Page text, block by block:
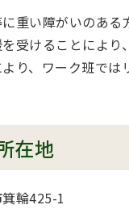
重い障がいのあ
受けることにより
り、ワーク班で
在地
輪425-1